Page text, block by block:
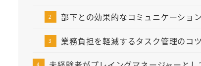
部下との効果的なコミュニケーショ
業務負担を軽減するタスク管理のコツ